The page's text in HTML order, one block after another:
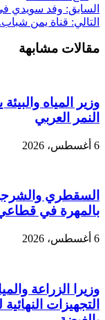
السابق: وفد سويدي
التالي: قناة يمن
مقالات مشابهة
وزير المياه
النمر العربي
6 أغسطس، 2026
السقطري
بالمهرة في قطاعي
6 أغسطس، 2026
وزيرا الزراعة
التجهيزات